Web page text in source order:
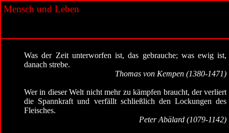
Mensch und Leben
Was der Zeit unterworfen ist, das gebrauche; was ewig ist,
danach strebe.
Thomas von Kempen (1380-1471)
Wer in dieser Welt nicht mehr zu kämpfen braucht, der verliert
die Spannkraft und verfällt schließlich den Lockungen des
Fleisches.
Peter Abälard (1079-1142)